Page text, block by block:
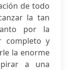
de todo
la tan
por la
completo y
la enorme
a una